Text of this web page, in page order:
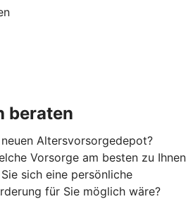
beraten
Altersvorsorgedepot?
Vorsorge am besten zu Ihnen
sich eine persönliche
für Sie möglich wäre?